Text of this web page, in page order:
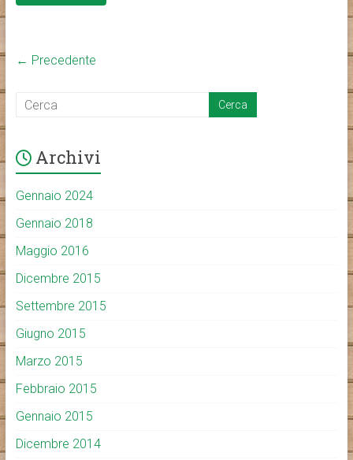
← Precedente
Archivi
Gennaio 2024
Gennaio 2018
Maggio 2016
Dicembre 2015
Settembre 2015
Giugno 2015
Marzo 2015
Febbraio 2015
Gennaio 2015
Dicembre 2014